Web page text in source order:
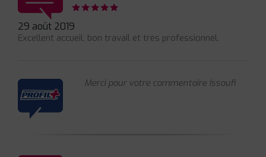
29 août 2019
Excellent accueil, bon travail et très professionnel.
Merci pour votre commentaire Issoufi